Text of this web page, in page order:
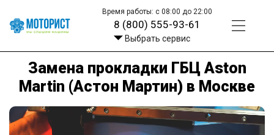
Время работы: с 08:00 до 22:00
8 (800) 555-93-61
Выбрать сервис
Замена прокладки ГБЦ Aston
Martin (Астон Мартин) в Москве